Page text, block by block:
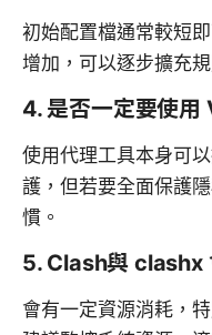
初始配置檔通常較短
增加，可以逐步擴充
4. 是否一定要使用
使用代理工具本身可
護，但若要全面保護
慣。
5. Clash與 clashx
會有一定資源消耗，